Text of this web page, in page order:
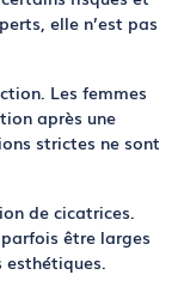
elle n’est pas
. Les femmes
après une
strictes ne sont
de cicatrices.
être larges
esthétiques.